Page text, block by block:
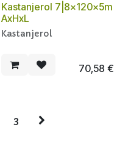
Kastanjerol 7|8x120x5m
AxHxL
Kastanjerol
70,58 €
3